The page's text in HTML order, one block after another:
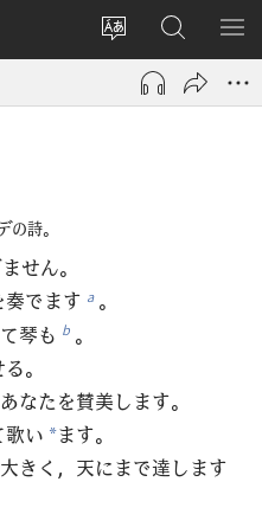
サ
ト
ロ
グ
ン
開
JW.ORG
の
検
メ
を
の詩。
せん。
でます a 。
琴も b 。
。
なたを賛美します。
い *ます。
きく，天にまで達します